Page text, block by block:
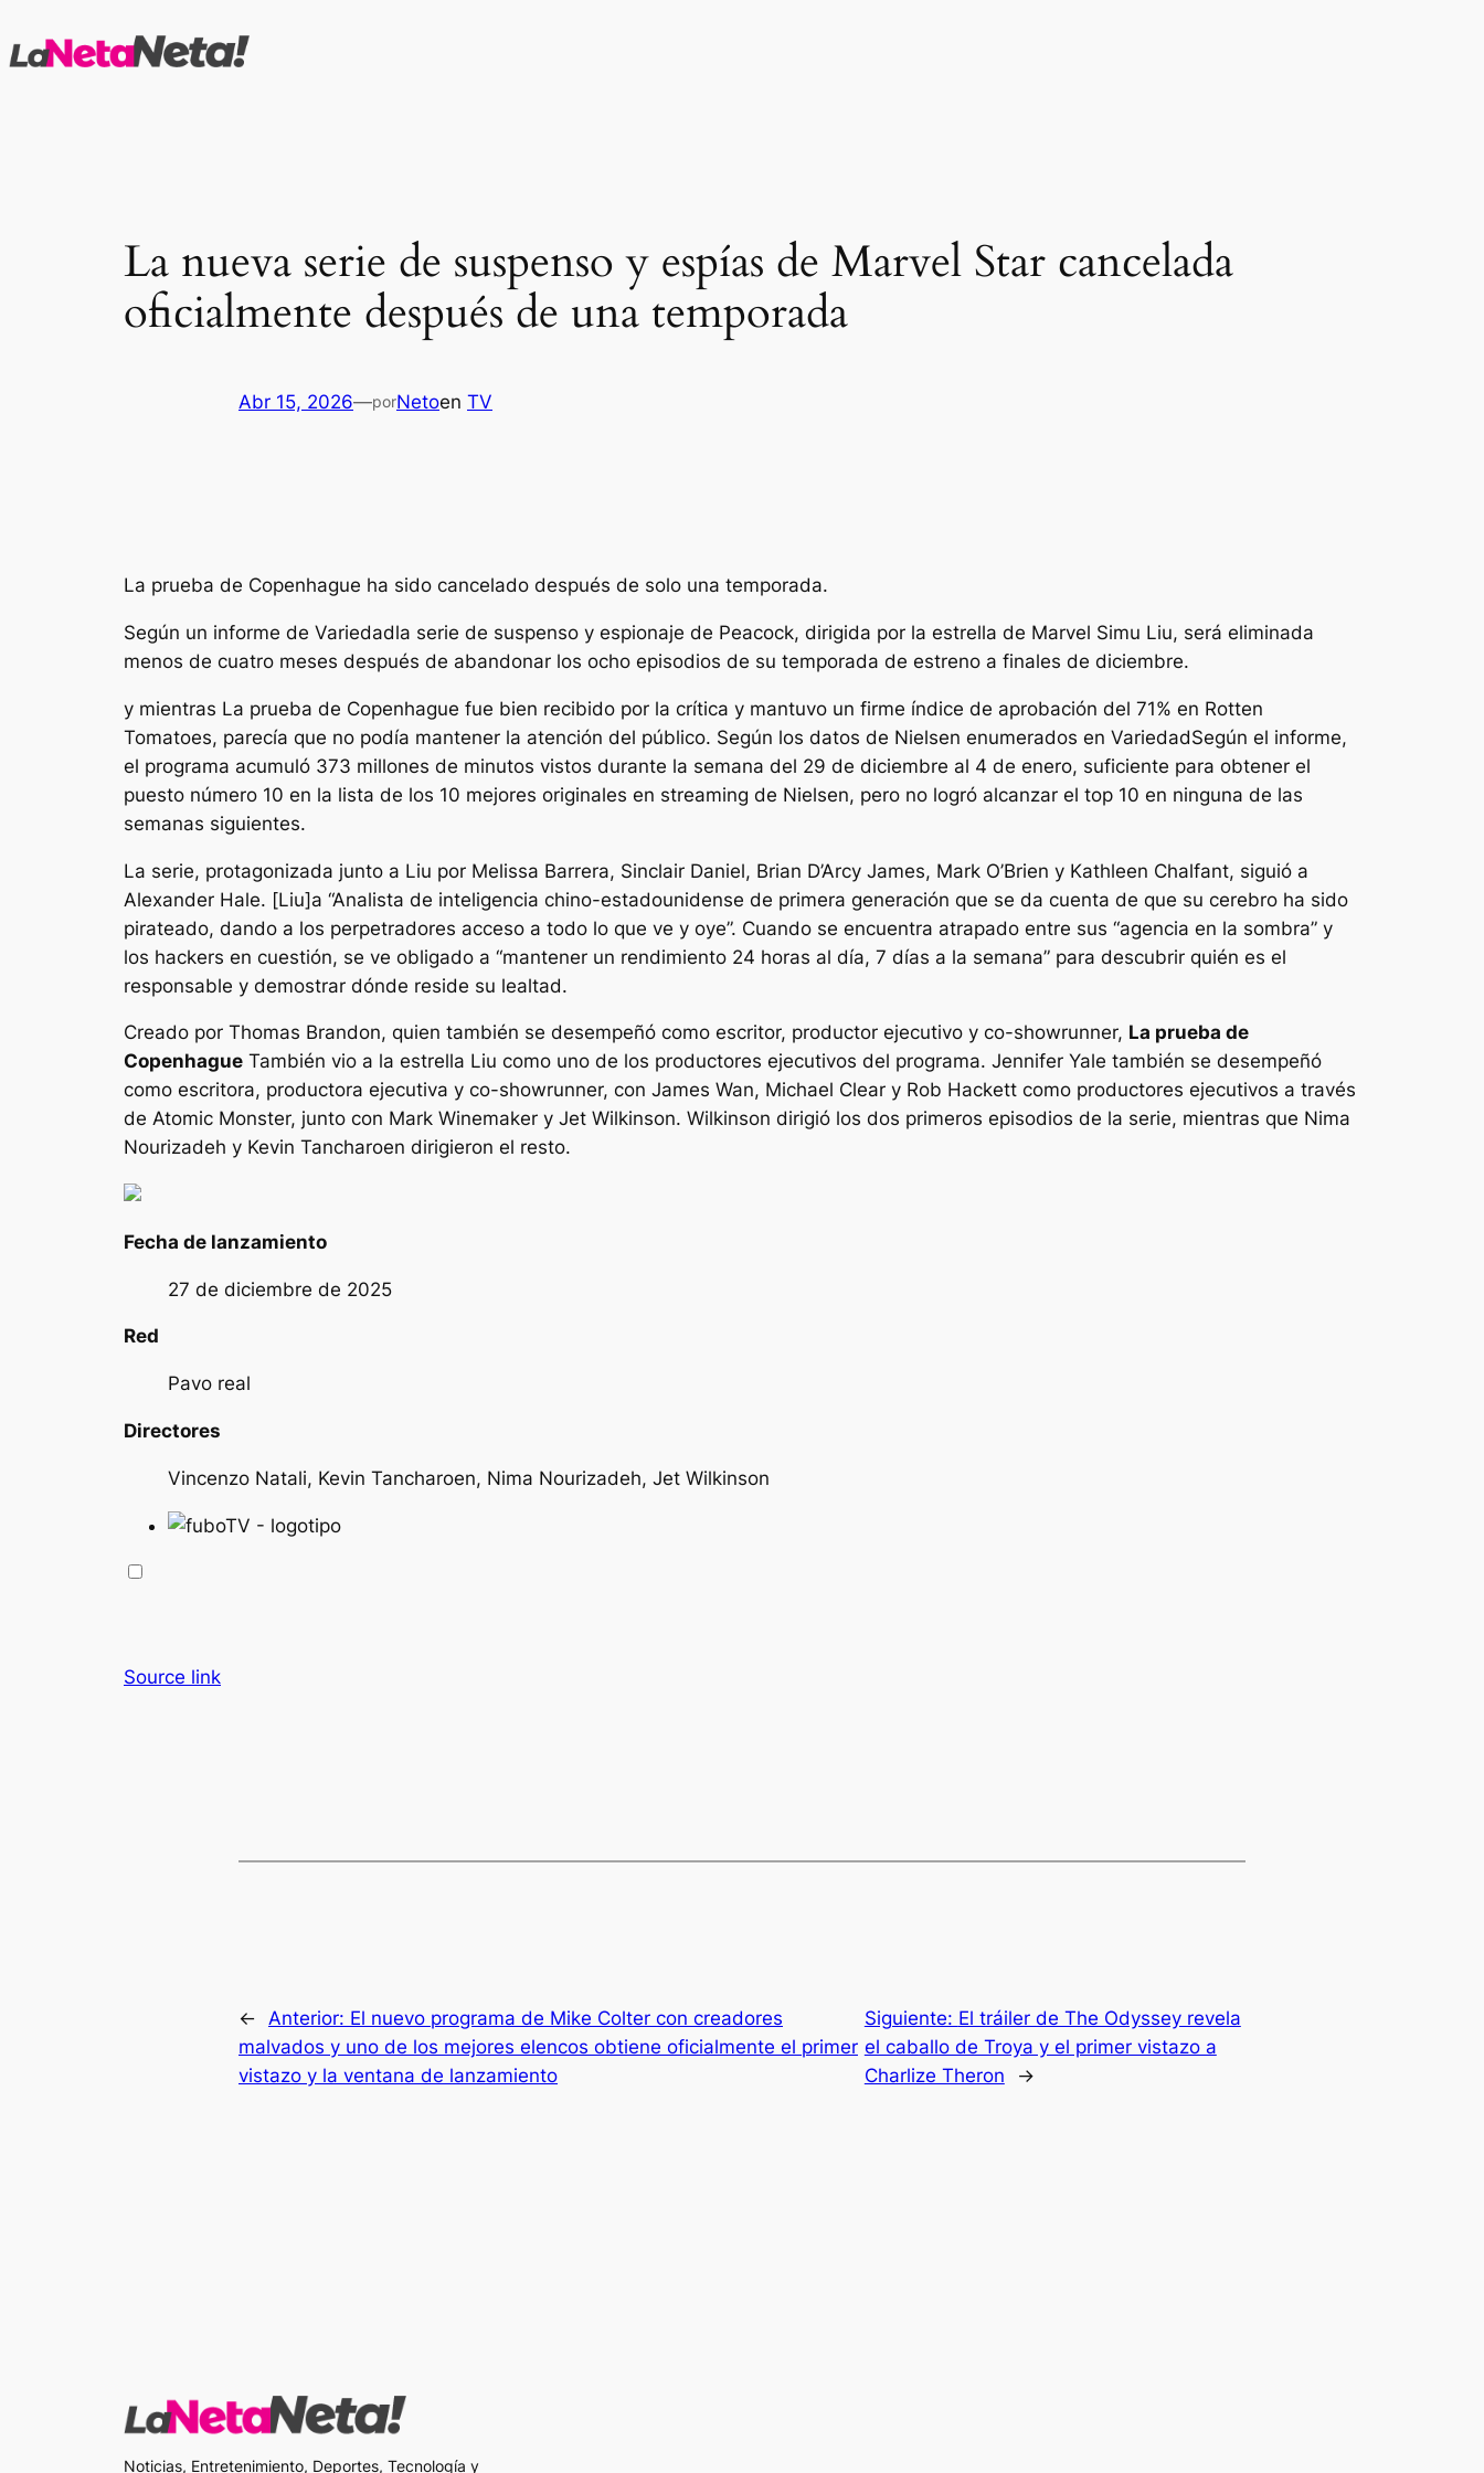
al
La nueva serie de suspenso y espías de Marvel Star cancelada
oficialmente después de una temporada
Abr 15, 2026—porNetoen TV
La prueba de Copenhague ha sido cancelado después de solo una temporada.
Según un informe de Variedadla serie de suspenso y espionaje de Peacock, dirigida por la estrella de Marvel Simu Liu, será eliminada
menos de cuatro meses después de abandonar los ocho episodios de su temporada de estreno a finales de diciembre.
y mientras La prueba de Copenhague fue bien recibido por la crítica y mantuvo un firme índice de aprobación del 71% en Rotten
Tomatoes, parecía que no podía mantener la atención del público. Según los datos de Nielsen enumerados en VariedadSegún el informe,
el programa acumuló 373 millones de minutos vistos durante la semana del 29 de diciembre al 4 de enero, suficiente para obtener el
puesto número 10 en la lista de los 10 mejores originales en streaming de Nielsen, pero no logró alcanzar el top 10 en ninguna de las
semanas siguientes.
La serie, protagonizada junto a Liu por Melissa Barrera, Sinclair Daniel, Brian D’Arcy James, Mark O’Brien y Kathleen Chalfant, siguió a
Alexander Hale. [Liu]a “Analista de inteligencia chino-estadounidense de primera generación que se da cuenta de que su cerebro ha sido
pirateado, dando a los perpetradores acceso a todo lo que ve y oye”. Cuando se encuentra atrapado entre sus “agencia en la sombra” y
los hackers en cuestión, se ve obligado a “mantener un rendimiento 24 horas al día, 7 días a la semana” para descubrir quién es el
responsable y demostrar dónde reside su lealtad.
Creado por Thomas Brandon, quien también se desempeñó como escritor, productor ejecutivo y co-showrunner, La prueba de
Copenhague También vio a la estrella Liu como uno de los productores ejecutivos del programa. Jennifer Yale también se desempeñó
como escritora, productora ejecutiva y co-showrunner, con James Wan, Michael Clear y Rob Hackett como productores ejecutivos a través
de Atomic Monster, junto con Mark Winemaker y Jet Wilkinson. Wilkinson dirigió los dos primeros episodios de la serie, mientras que Nima
Nourizadeh y Kevin Tancharoen dirigieron el resto.
Fecha de lanzamiento
27 de diciembre de 2025
Red
Pavo real
Directores
Vincenzo Natali, Kevin Tancharoen, Nima Nourizadeh, Jet Wilkinson
Source link
← Anterior: El nuevo programa de Mike Colter con creadores
malvados y uno de los mejores elencos obtiene oficialmente el primer
vistazo y la ventana de lanzamiento
Siguiente: El tráiler de The Odyssey revela
el caballo de Troya y el primer vistazo a
Charlize Theron
→
Noticias, Entretenimiento, Deportes, Tecnología y